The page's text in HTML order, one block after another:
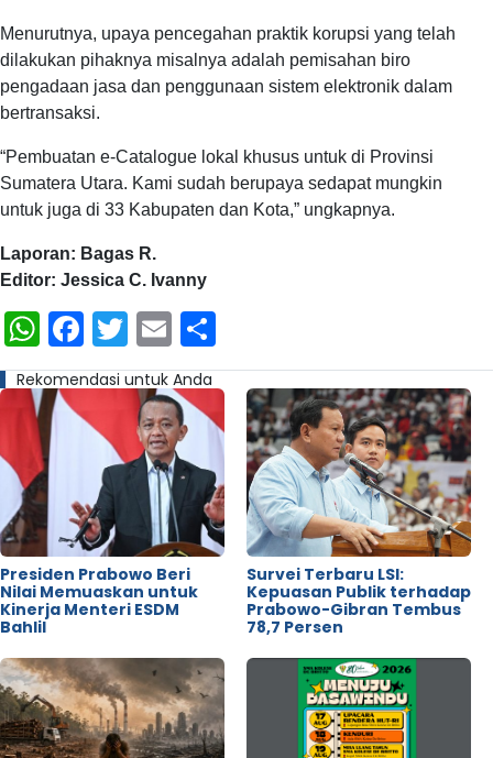
Menurutnya, upaya pencegahan praktik korupsi yang telah
dilakukan pihaknya misalnya adalah pemisahan biro
pengadaan jasa dan penggunaan sistem elektronik dalam
bertransaksi.
“Pembuatan e-Catalogue lokal khusus untuk di Provinsi
Sumatera Utara. Kami sudah berupaya sedapat mungkin
untuk juga di 33 Kabupaten dan Kota,” ungkapnya.
Laporan: Bagas R.
Editor: Jessica C. Ivanny
WhatsApp
Facebook
Twitter
Email
Rekomendasi untuk Anda
Presiden Prabowo Beri
Nilai Memuaskan untuk
Kinerja Menteri ESDM
Bahlil
Survei Terbaru LSI:
Kepuasan Publik terhadap
Prabowo-Gibran Tembus
78,7 Persen